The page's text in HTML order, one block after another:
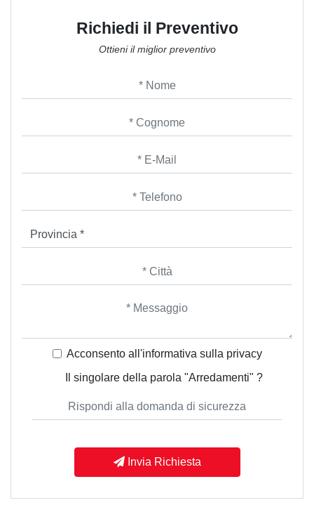
Richiedi il Preventivo
Ottieni il miglior preventivo
Acconsento all'informativa sulla privacy
Il singolare della parola "Arredamenti" ?
Invia Richiesta